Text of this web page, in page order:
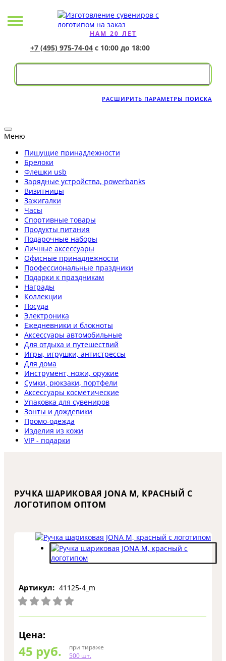
НАМ 20 ЛЕТ
+7 (495) 975-74-04 с 10:00 до 18:00
РАСШИРИТЬ ПАРАМЕТРЫ ПОИСКА
Меню
Пишущие принадлежности
Брелоки
Флешки usb
Зарядные устройства, powerbanks
Визитницы
Зажигалки
Часы
Спортивные товары
Продукты питания
Подарочные наборы
Личные аксессуары
Офисные принадлежности
Профессиональные праздники
Подарки к праздникам
Награды
Коллекции
Посуда
Электроника
Ежедневники и блокноты
Аксессуары автомобильные
Для отдыха и путешествий
Игры, игрушки, антистрессы
Для дома
Инструмент, ножи, оружие
Сумки, рюкзаки, портфели
Аксессуары косметические
Упаковка для сувениров
Зонты и дождевики
Промо-одежда
Изделия из кожи
VIP - подарки
РУЧКА ШАРИКОВАЯ JONA M, КРАСНЫЙ С
ЛОГОТИПОМ ОПТОМ
Артикул: 41125-4_m
Цена:
45 руб.
при тираже
500 шт.